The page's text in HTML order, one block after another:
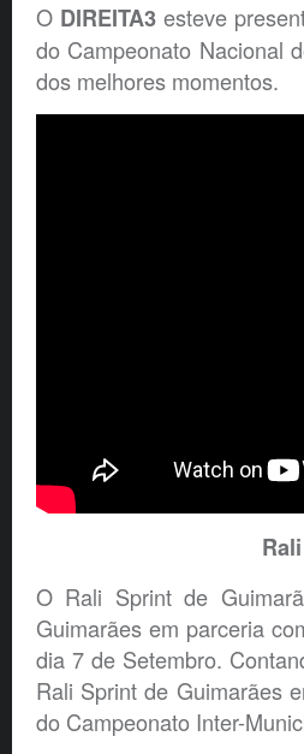
O DIREITA3 esteve
do Campeonato Nacional
dos melhores momentos.
O Rali Sprint de
Guimarães em parceria
dia 7 de Setembro.
Rali Sprint de Guimarães
do Campeonato Inter-